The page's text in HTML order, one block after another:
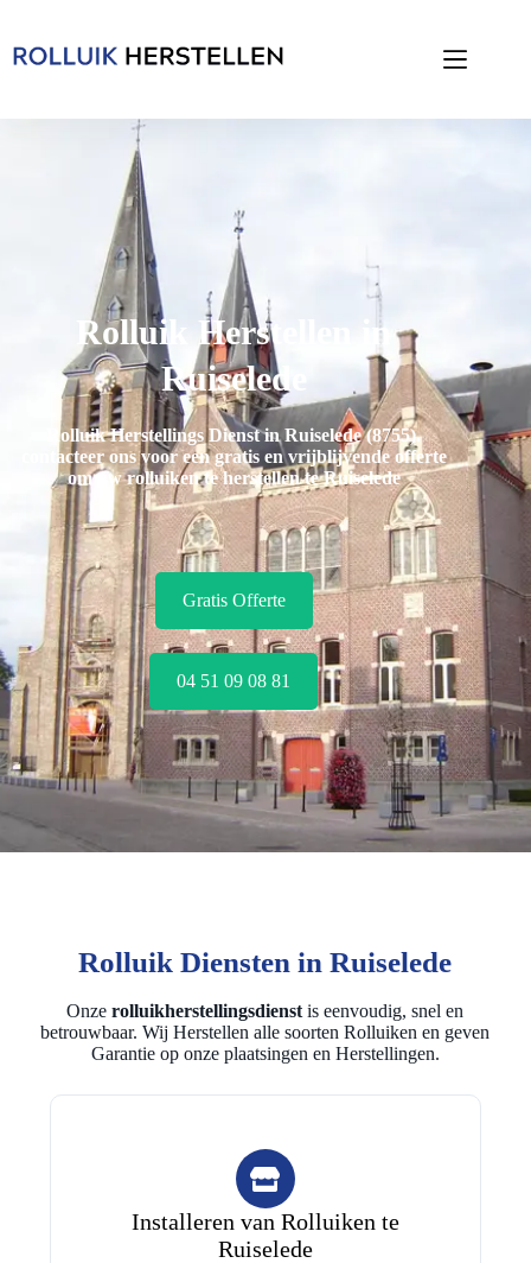
Rolluik Herstellen in
Ruiselede
Rolluik Herstellings Dienst in Ruiselede (8755).
contacteer ons voor een gratis en vrijblijvende offerte
om uw rolluiken te herstellen te Ruiselede
Gratis Offerte
04 51 09 08 81
Rolluik Diensten in Ruiselede
Onzerolluikherstellingsdienst is eenvoudig, snel en
betrouwbaar. Wij Herstellen alle soorten Rolluiken en geven
Garantie op onze plaatsingen en Herstellingen.
Installeren van Rolluiken te
Ruiselede